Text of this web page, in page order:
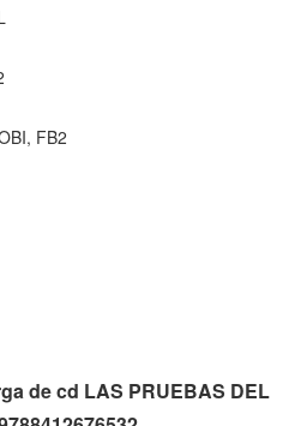
FB2
de cd LAS PRUEBAS DEL